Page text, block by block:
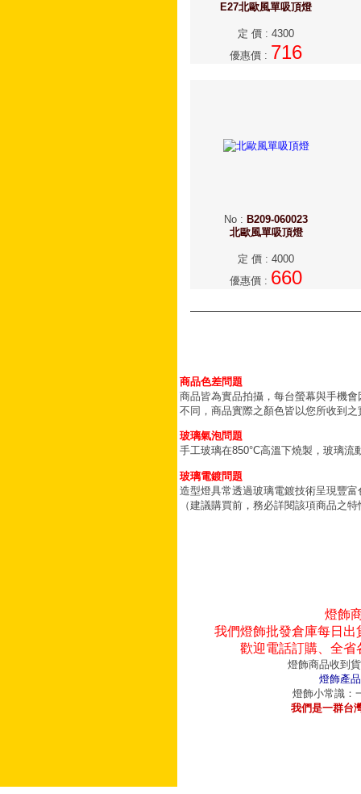
E27北歐風單吸頂燈
定 價 : 4300
優惠價 : 716
No : B209-060023
北歐風單吸頂燈
定 價 : 4000
優惠價 : 660
商品色差問題
商品皆為實品拍攝，每台螢幕與手機
不同，商品實際之顏色皆以您所收到之
玻璃氣泡問題
手工玻璃在850°C高溫下燒製，玻璃
玻璃電鍍問題
造型燈具常透過玻璃電鍍技術呈現豐
（建議購買前，務必詳閱該項商品之
燈飾
我們燈飾批發倉庫每日
歡迎電話訂購、全
燈飾商品收到
燈飾產
燈飾小常識：
我們是一群台